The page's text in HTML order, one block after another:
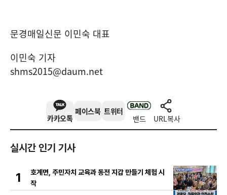
문경매일신문 이민숙 대표
이민숙 기자
shms2015@daum.net
카카오톡
페이스북 트위터
밴드 URL복사
실시간 인기 기사
1
호계면, 주민자치 교육과 동전 지갑 만들기 체험 시
작